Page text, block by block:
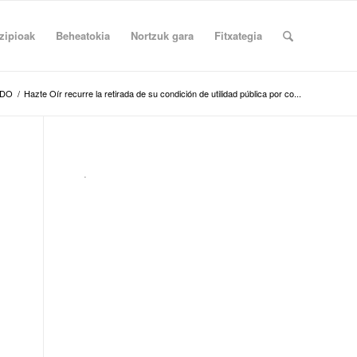
Beheatokia Nortzuk gara Fitxategia
/ Hazte Oír recurre la retirada de su condición de utilidad pública por co...
.